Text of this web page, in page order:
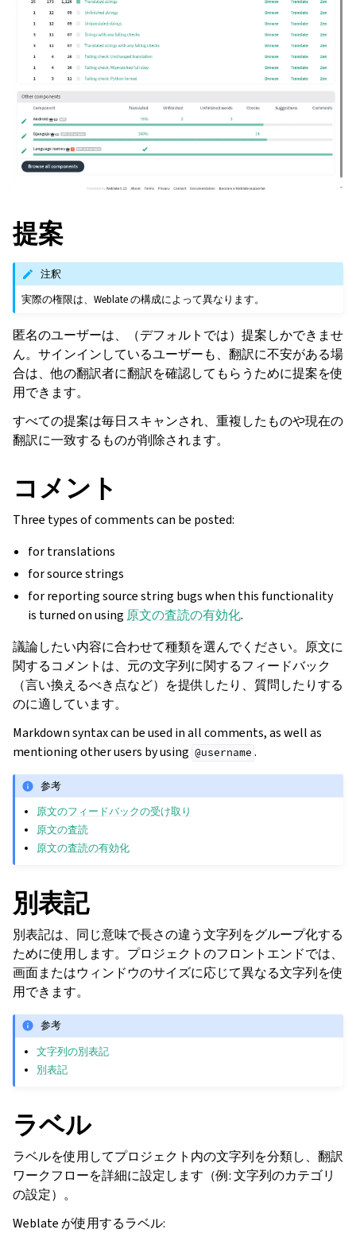
提案
注釈
実際の権限は、Weblate の構成によって異なります。
匿名のユーザーは、（デフォルトでは）提案しかできませ
ん。サインインしているユーザーも、翻訳に不安がある場
合は、他の翻訳者に翻訳を確認してもらうために提案を使
用できます。
すべての提案は毎日スキャンされ、重複したものや現在の
翻訳に一致するものが削除されます。
コメント
Three types of comments can be posted:
for translations
for source strings
for reporting source string bugs when this functionality
is turned on using 原文の査読の有効化.
議論したい内容に合わせて種類を選んでください。原文に
関するコメントは、元の文字列に関するフィードバック
（言い換えるべき点など）を提供したり、質問したりする
のに適しています。
Markdown syntax can be used in all comments, as well as
mentioning other users by using @username .
参考
原文のフィードバックの受け取り
原文の査読
原文の査読の有効化
別表記
別表記は、同じ意味で長さの違う文字列をグループ化する
ために使用します。プロジェクトのフロントエンドでは、
画面またはウィンドウのサイズに応じて異なる文字列を使
用できます。
参考
文字列の別表記
別表記
ラベル
ラベルを使用してプロジェクト内の文字列を分類し、翻訳
ワークフローを詳細に設定します（例: 文字列のカテゴリ
の設定）。
Weblate が使用するラベル: